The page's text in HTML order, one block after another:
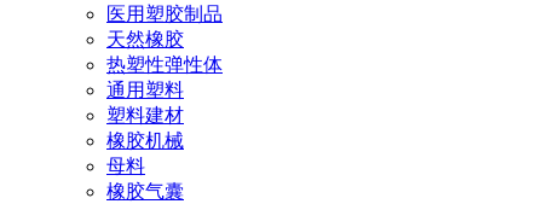
医用塑胶制品
天然橡胶
热塑性弹性体
通用塑料
塑料建材
橡胶机械
母料
橡胶气囊